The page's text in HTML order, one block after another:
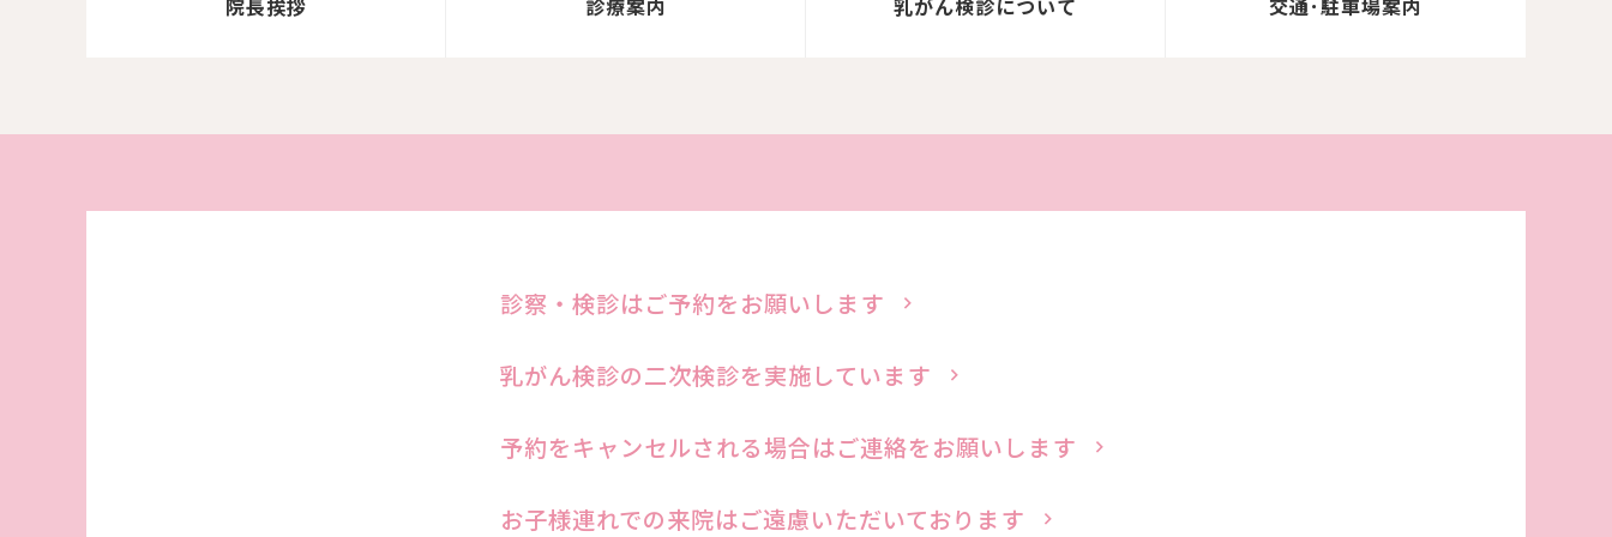
診察・検診はご予約をお願いします
乳がん検診の二次検診を実施しています
予約をキャンセルされる場合はご連絡をお願いします
お子様連れでの来院はご遠慮いただいております